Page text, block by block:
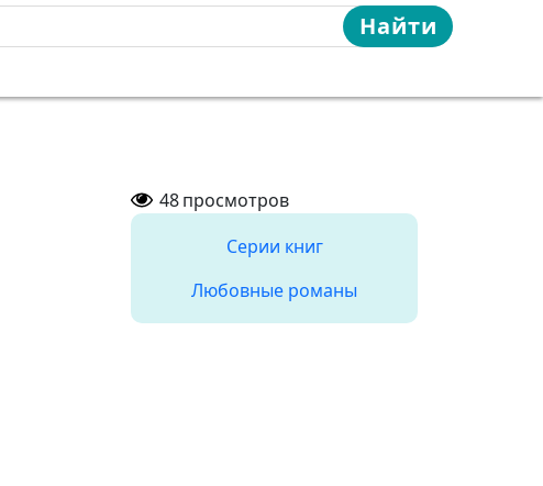
Найти
48просмотров
Серии книг
Любовные романы